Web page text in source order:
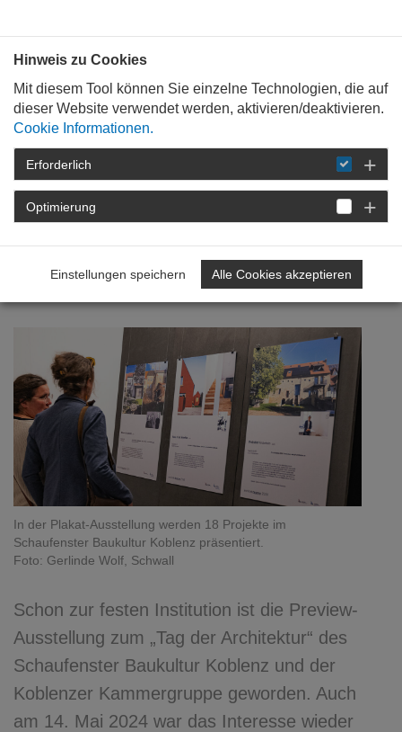
STARTSEITE DETAIL
Volles Haus im Schaufenster
Baukultur
In der Plakat-Ausstellung werden 18 Projekte im
Schaufenster Baukultur Koblenz präsentiert.
Foto: Gerlinde Wolf, Schwall
Schon zur festen Institution ist die Preview-
Ausstellung zum „Tag der Architektur“ des
Schaufenster Baukultur Koblenz und der
Koblenzer Kammergruppe geworden. Auch
am 14. Mai 2024 war das Interesse wieder
Hinweis zu Cookies
Mit diesem Tool können Sie einzelne Technologien, die auf
dieser Website verwendet werden, aktivieren/deaktivieren.
Cookie Informationen.
Erforderlich
Optimierung
Einstellungen speichern Alle Cookies akzeptieren